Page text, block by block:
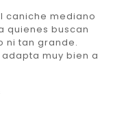
caniche mediano
quienes buscan
ni tan grande.
muy bien a